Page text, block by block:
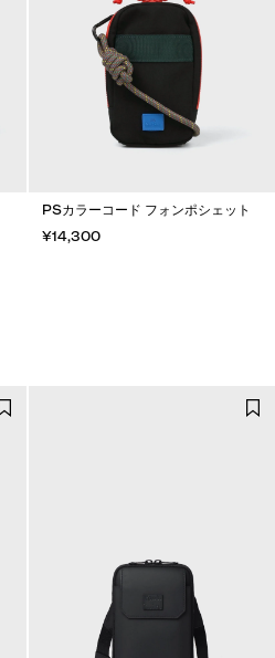
PSカラーコード フォンポシェット
¥14,300